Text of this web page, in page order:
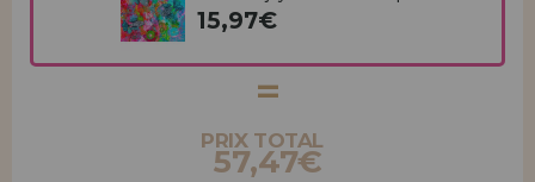
15,97€
PRIX TOTAL
57,47€